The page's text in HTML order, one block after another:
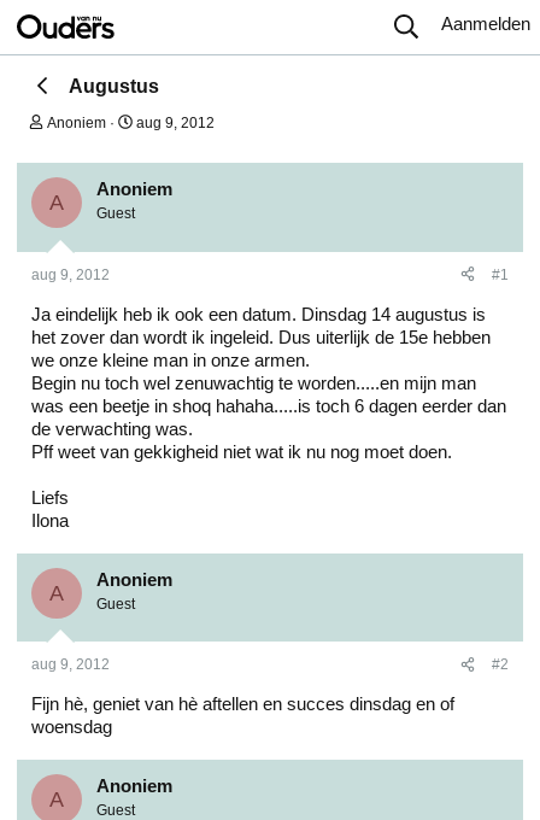
Aanmelden
Augustus
O
d
e
r
p
t
a
t
e
r
Anoniem
S
a
d
t
aug 9, 2012
A
Anoniem
Guest
aug 9, 2012 #1
Ja eindelijk heb ik ook een datum. Dinsdag 14 augustus is
het zover dan wordt ik ingeleid. Dus uiterlijk de 15e hebben
we onze kleine man in onze armen.
Begin nu toch wel zenuwachtig te worden.....en mijn man
was een beetje in shoq hahaha.....is toch 6 dagen eerder dan
de verwachting was.
Pff weet van gekkigheid niet wat ik nu nog moet doen.
Liefs
Ilona
A
Anoniem
Guest
aug 9, 2012 #2
Fijn hè, geniet van hè aftellen en succes dinsdag en of
woensdag
A
Anoniem
Guest